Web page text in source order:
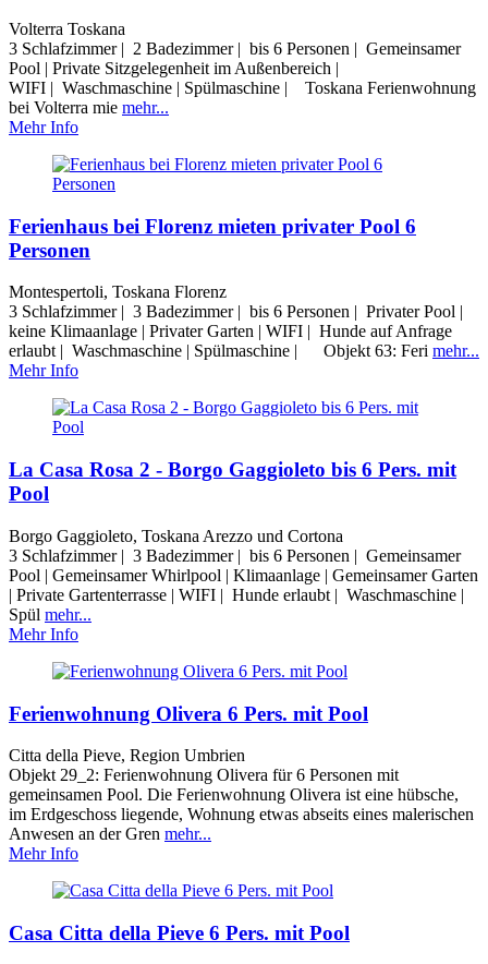
Volterra Toskana
3 Schlafzimmer | 2 Badezimmer | bis 6 Personen | Gemeinsamer
Pool | Private Sitzgelegenheit im Außenbereich |
WIFI | Waschmaschine | Spülmaschine | Toskana Ferienwohnung
bei Volterra mie mehr...
Mehr Info
Ferienhaus bei Florenz mieten privater Pool 6
Personen
Montespertoli, Toskana Florenz
3 Schlafzimmer | 3 Badezimmer | bis 6 Personen | Privater Pool |
keine Klimaanlage | Privater Garten | WIFI | Hunde auf Anfrage
erlaubt | Waschmaschine | Spülmaschine | Objekt 63: Feri mehr...
Mehr Info
La Casa Rosa 2 - Borgo Gaggioleto bis 6 Pers. mit
Pool
Borgo Gaggioleto, Toskana Arezzo und Cortona
3 Schlafzimmer | 3 Badezimmer | bis 6 Personen | Gemeinsamer
Pool | Gemeinsamer Whirlpool | Klimaanlage | Gemeinsamer Garten
| Private Gartenterrasse | WIFI | Hunde erlaubt | Waschmaschine |
Spül mehr...
Mehr Info
Ferienwohnung Olivera 6 Pers. mit Pool
Citta della Pieve, Region Umbrien
Objekt 29_2: Ferienwohnung Olivera für 6 Personen mit
gemeinsamen Pool. Die Ferienwohnung Olivera ist eine hübsche,
im Erdgeschoss liegende, Wohnung etwas abseits eines malerischen
Anwesen an der Gren mehr...
Mehr Info
Casa Citta della Pieve 6 Pers. mit Pool